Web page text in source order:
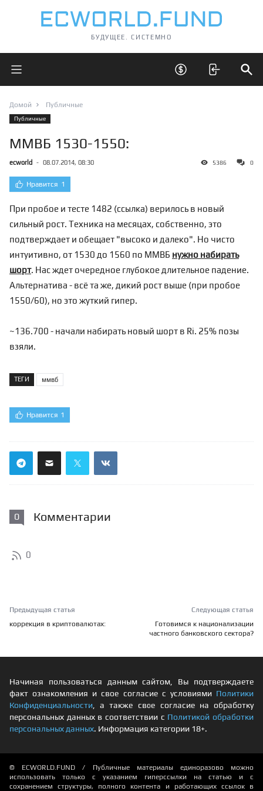
БУДУЩЕЕ. СИСТЕМНО
Открыть главное меню Открыть скрытые
Домой Публичные
Публичные
ММВБ 1530-1550:
ecworld - 08.07.2014, 08:30 5386 0
Нравится 1
При пробое и тесте 1482 (ссылка) верилось в новый
сильный рост. Техника на месяцах, собственно, это
подтверждает и обещает "высоко и далеко". Но чисто
интуитивно, от 1530 до 1560 по ММВБ нужно набирать
шорт. Нас ждет очередное глубокое длительное падение.
Альтернатива - всё та же, дикий рост выше (при пробое
1550/60), но это жуткий гипер.
~136.700 - начали набирать новый шорт в Ri. 25% позы
взяли.
ТЕГИ ммвб
Нравится 1
0 Комментарии
0
Предыдущая статья
коррекция в криптовалютах:
Следующая статья
Готовимся к национализации
частного банковского сектора?
Начиная пользоваться данным сайтом, Вы подтверждаете
факт ознакомления и свое согласие с условиями Политики
Конфиденциальности , а также свое согласие на обработку
персональных данных в соответствии с Политикой обработки
персональных данных. Информация категории 18+.
© ECWORLD.FUND / Публичные материалы единоразово можно
использовать только с указанием гиперссылки на статью и с
сохранением структуры, полного контента и работающих ссылок в